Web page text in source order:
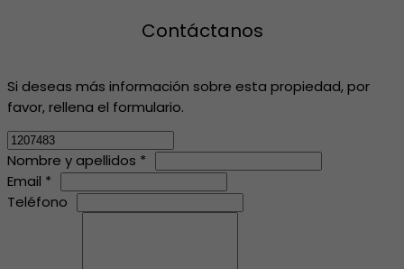
Contáctanos
Si deseas más información sobre esta propiedad, por
favor, rellena el formulario.
Nombre y apellidos *
Email *
Teléfono